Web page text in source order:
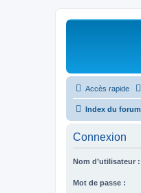
Accès rapide
Index du forum
Connexion
Nom d’utilisateur :
Mot de passe :